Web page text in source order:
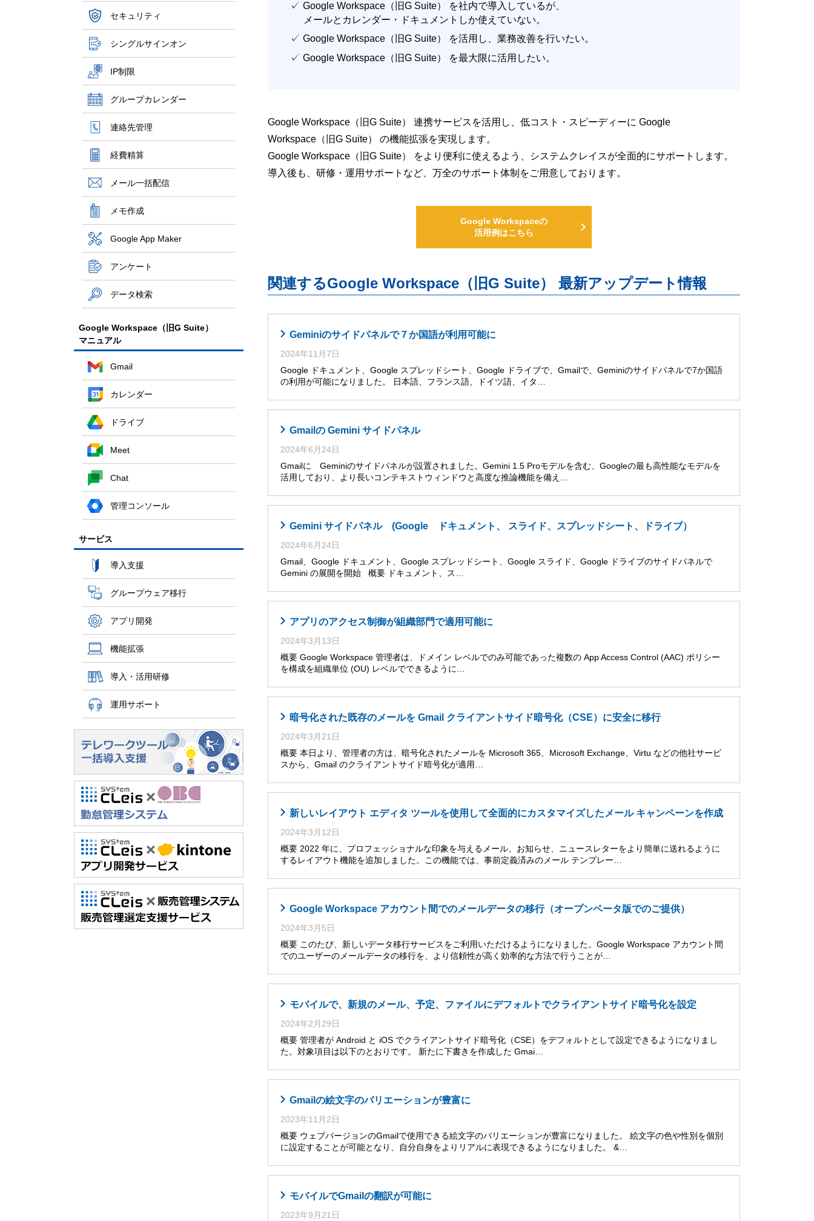
セキュリティ
シングルサインオン
IP制限
グループカレンダー
連絡先管理
経費精算
メール一括配信
メモ作成
Google App Maker
アンケート
データ検索
Google Workspace（旧G Suite）
マニュアル
Gmail
カレンダー
ドライブ
Meet
Chat
管理コンソール
サービス
導入支援
グループウェア移行
アプリ開発
機能拡張
導入・活用研修
運用サポート
✓ Google Workspace（旧G Suite） を社内で導入しているが、
メールとカレンダー・ドキュメントしか使えていない。
✓ Google Workspace（旧G Suite） を活用し、業務改善を行いたい。
✓ Google Workspace（旧G Suite） を最大限に活用したい。
Google Workspace（旧G Suite） 連携サービスを活用し、低コスト・スピーディーに Google
Workspace（旧G Suite） の機能拡張を実現します。
Google Workspace（旧G Suite） をより便利に使えるよう、システムクレイスが全面的にサポートします。
導入後も、研修・運用サポートなど、万全のサポート体制をご用意しております。
Google Workspaceの
活用例はこちら
関連するGoogle Workspace（旧G Suite） 最新アップデート情報
Geminiのサイドパネルで７か国語が利用可能に
2024年11月7日
Google ドキュメント、Google スプレッドシート、Google ドライブで、Gmailで、Geminiのサイドパネルで7か国語
の利用が可能になりました。 日本語、フランス語、ドイツ語、イタ…
Gmailの Gemini サイドパネル
2024年6月24日
Gmailに Geminiのサイドパネルが設置されました。Gemini 1.5 Proモデルを含む、Googleの最も高性能なモデルを
活用しており、より長いコンテキストウィンドウと高度な推論機能を備え…
Gemini サイドパネル (Google ドキュメント、 スライド、スプレッドシート、ドライブ）
2024年6月24日
Gmail、Google ドキュメント、Google スプレッドシート、Google スライド、Google ドライブのサイドパネルで
Gemini の展開を開始 概要 ドキュメント、ス…
アプリのアクセス制御が組織部門で適用可能に
2024年3月13日
概要 Google Workspace 管理者は、ドメイン レベルでのみ可能であった複数の App Access Control (AAC) ポリシー
を構成を組織単位 (OU) レベルでできるように…
暗号化された既存のメールを Gmail クライアントサイド暗号化（CSE）に安全に移行
2024年3月21日
概要 本日より、管理者の方は、暗号化されたメールを Microsoft 365、Microsoft Exchange、Virtu などの他社サービ
スから、Gmail のクライアントサイド暗号化が適用…
新しいレイアウト エディタ ツールを使用して全面的にカスタマイズしたメール キャンペーンを作成
2024年3月12日
概要 2022 年に、プロフェッショナルな印象を与えるメール、お知らせ、ニュースレターをより簡単に送れるように
するレイアウト機能を追加しました。この機能では、事前定義済みのメール テンプレー…
Google Workspace アカウント間でのメールデータの移行（オープンベータ版でのご提供）
2024年3月5日
概要 このたび、新しいデータ移行サービスをご利用いただけるようになりました。Google Workspace アカウント間
でのユーザーのメールデータの移行を、より信頼性が高く効率的な方法で行うことが…
モバイルで、新規のメール、予定、ファイルにデフォルトでクライアントサイド暗号化を設定
2024年2月29日
概要 管理者が Android と iOS でクライアントサイド暗号化（CSE）をデフォルトとして設定できるようになりまし
た。対象項目は以下のとおりです。 新たに下書きを作成した Gmai…
Gmailの絵文字のバリエーションが豊富に
2023年11月2日
概要 ウェブバージョンのGmailで使用できる絵文字のバリエーションが豊富になりました。 絵文字の色や性別を個別
に設定することが可能となり、自分自身をよりリアルに表現できるようになりました。 &…
モバイルでGmailの翻訳が可能に
2023年9月21日